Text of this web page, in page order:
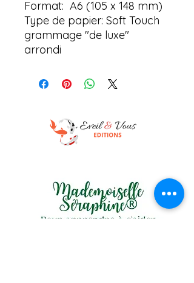
Format: A6 (105 x 148 mm)
Type de papier: Soft Touch
grammage "de luxe"
arrondi